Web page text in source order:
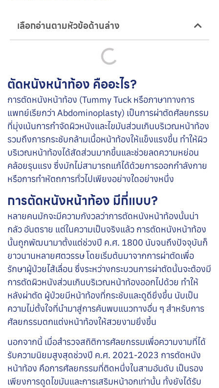
เลือกอ่านตามหัวข้อด้านล่าง
ตัดหนังหน้าท้อง คืออะไร?
การตัดหนังหน้าท้อง (Tummy Tuck หรือภาษาทางการ
แพทย์เรียกว่า Abdominoplasty) เป็นการผ่าตัดศัลยกรรม
ที่มุ่งเน้นการกำจัดผิวหนังและไขมันส่วนเกินบริเวณหน้าท้อง
รวมถึงการกระชับกล้ามเนื้อหน้าท้องให้แข็งแรงขึ้น ทำให้ผิว
บริเวณหน้าท้องได้สัดส่วนมากขึ้นและช่วยลดความหย่อน
คล้อยรุนแรง ซึ่งมักไม่สามารถแก้ได้ด้วยการออกกำลังกาย
หรือการทำหัตถการทั่วไปเพียงอย่างใดอย่างหนึ่ง
การตัดหนังหน้าท้อง มีกี่แบบ?
หลายคนมักจะมีความกังวลว่าการตัดหนังหน้าท้องนั้นน่า
กลัว อันตราย แต่ในความเป็นจริงแล้ว การตัดหนังหน้าท้อง
นั้นถูกพัฒนามาตั้งแต่ช่วงปี ค.ศ. 1800 นับจนถึงปัจจุบันก็
ยาวนานหลายศตวรรษ โดยเริ่มต้นมาจากการผ่าตัดเพื่อ
รักษาผู้ป่วยไส้เลื่อน ซึ่งระหว่างกระบวนการผ่าตัดนั้นจะต้องมี
การตัดผิวหนังส่วนเกินบริเวณหน้าท้องออกไปด้วย ทำให้
หลังผ่าตัด ผู้ป่วยมีหน้าท้องที่กระชับและดูดียิ่งขึ้น นับเป็น
ความไม่ตั้งใจที่นำมาสู่การค้นพบแนวทางอื่น ๆ สำหรับการ
ศัลยกรรมตกแต่งหน้าท้องให้สวยงามยิ่งขึ้น
นอกจากนี้ เมื่อสำรวจสถิติการศัลยกรรมเพื่อความงามที่ได้
รับความนิยมสูงสุดช่วงปี ค.ศ. 2021-2023 การตัดหนัง
หน้าท้อง คือการศัลยกรรมที่ติดหนึ่งในสามอันดับ เป็นรอง
เพียงการดูดไขมันและการเสริมหน้าอกเท่านั้น ทั้งยังได้รับ